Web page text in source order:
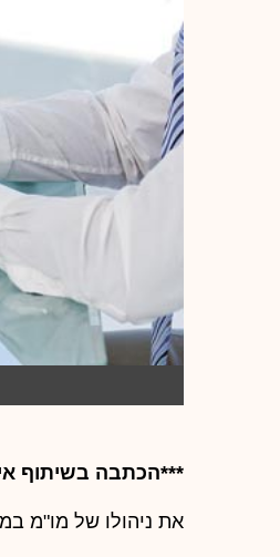
שמאים
תמ"א 38
אייל אוכמן
תל דן
***הכתבה בשיתוף איגוד חברות
את ניהולו של מו"מ במהלך עסקת